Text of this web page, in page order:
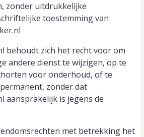
zonder uitdrukkelijke
toestemming van
behoudt zich het recht voor om
andere dienst te wijzigen, op te
voor onderhoud, of te
zonder dat
aansprakelijk is jegens de
met betrekking het